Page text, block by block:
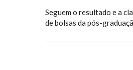
Seguem o resultado e a
de bolsas da pós-